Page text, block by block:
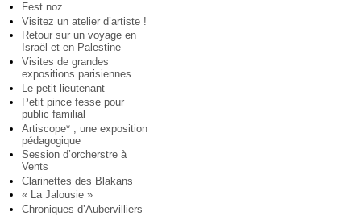
Fest noz
Visitez un atelier d’artiste !
Retour sur un voyage en
Israël et en Palestine
Visites de grandes
expositions parisiennes
Le petit lieutenant
Petit pince fesse pour
public familial
Artiscope* , une exposition
pédagogique
Session d’orcherstre à
Vents
Clarinettes des Blakans
« La Jalousie »
Chroniques d’Aubervilliers